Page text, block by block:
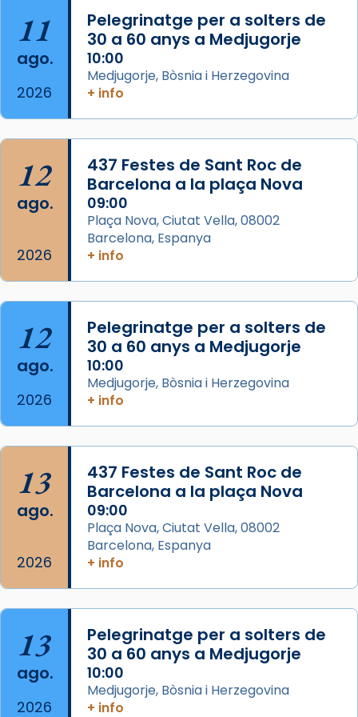
L’arquebisbe de Barcelona, el cardenal Joan
Josep Omella, ha presidit la missa i l’ha
concelebrat el bisbe auxiliar de Barcelona,
Mons. David Abadías.
📸 Dr. G. Simón
Foto
View on Facebook · Share
Arquebisbat de Barcelona
2 weeks ago
Memòria de les santes Juliana i
Acompanyant la història de sant Cugat, a
partir de l’Edat Mitjana sorgeix la tradició
que les santes Juliana (“relatiu a Júlia”) i
Semproniana (“relatiu a Semprònia =
eterna”) són deixebles seves. I l’any 1667, el
frare Joan Gaspar Roig, afirma en una obra
que les santes són filles de l’antiga Iluro.
Mataró en reivindicarà les relíq
View on Facebook · Share
11
ago.
2026
Pelegrinatge per a solters de
30 a 60 anys a Medjugorje
10:00
Medjugorje, Bòsnia i Herzegovina
+ info
12
ago.
2026
437 Festes de Sant Roc de
Barcelona a la plaça Nova
09:00
Plaça Nova, Ciutat Vella, 08002
Barcelona, Espanya
+ info
12
ago.
2026
Pelegrinatge per a solters de
30 a 60 anys a Medjugorje
10:00
Medjugorje, Bòsnia i Herzegovina
+ info
13
ago.
2026
437 Festes de Sant Roc de
Barcelona a la plaça Nova
09:00
Plaça Nova, Ciutat Vella, 08002
Barcelona, Espanya
+ info
13
ago.
2026
Pelegrinatge per a solters de
30 a 60 anys a Medjugorje
10:00
Medjugorje, Bòsnia i Herzegovina
+ info